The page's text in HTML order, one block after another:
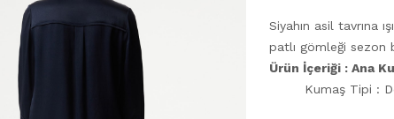
Siyahın asil tavrına
patlı gömleği sezon
Ürün İçeriği : Ana
Kumaş Tipi :